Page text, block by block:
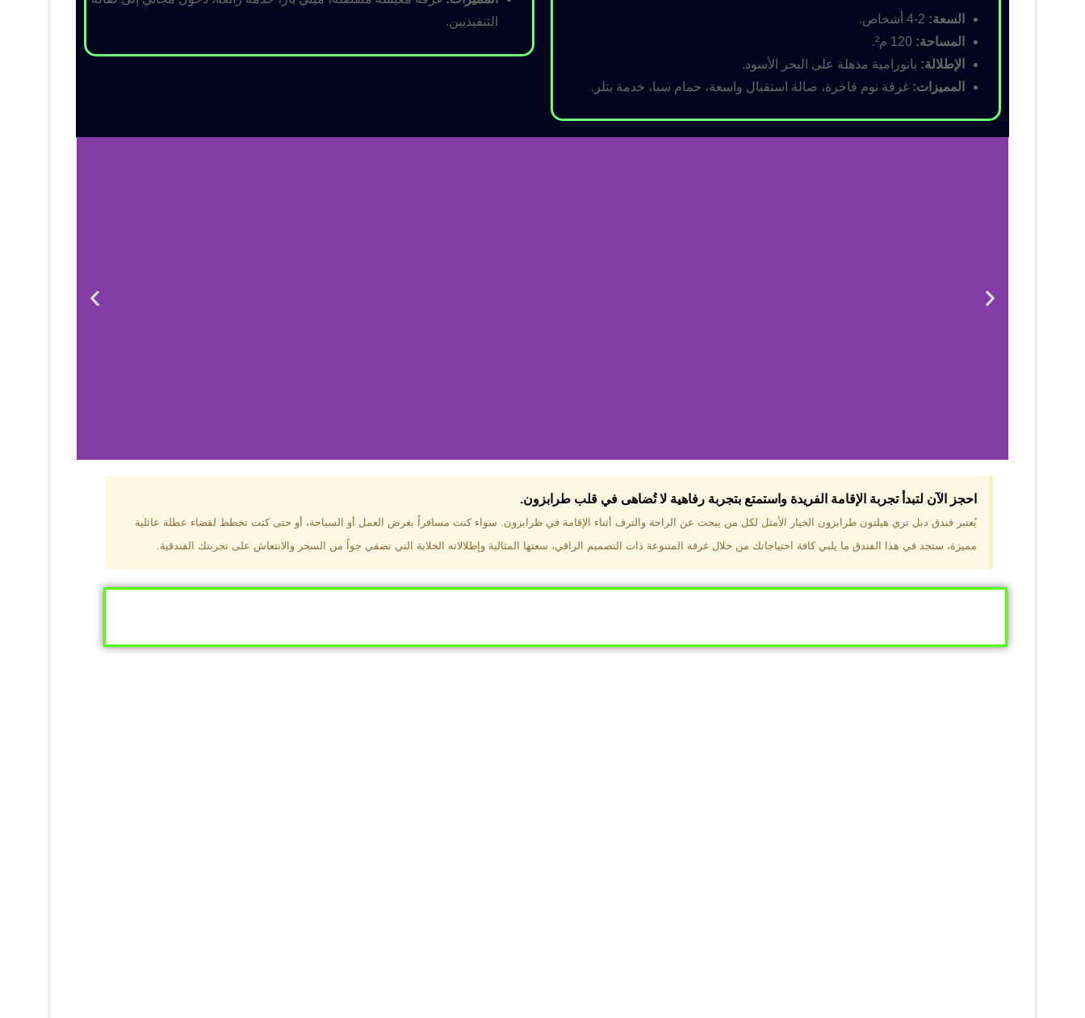
السعة:
المساحة:
الإطلالة: بانورامية مذهلة على البحر الأسود.
المميزات: غرفة نوم فاخرة، صالة استقبال واسعة، حمام سبا، خدمة بتلر.
التنفيذيين.
لماذا تختار فندق دبل تري هيلتون طرابزون؟
والجبال الخضراء. مرافق متكاملة تشمل مسبحًا داخليًا، سبا، صالة ألعاب رياضية، ومطاعم عالمية.
احجز الآن لتبدأ تجربة الإقامة الفريدة واستمتع بتجربة رفاهية لا تُضاهى في قلب طرابزون.​
يُعتبر فندق دبل تري هيلتون طرابزون الخيار الأمثل لكل من يبحث عن الراحة والترف أثناء الإقامة في طرابزون. سواء كنت مسافراً بغرض العمل أو السياحة، أو حتى كنت تخطط لقضاء عطلة عائلية
مميزة، ستجد في هذا الفندق ما يلبي كافة احتياجاتك من خلال غرفه المتنوعة ذات التصميم الراقي، سعتها المثالية وإطلالاته الخلابة التي تضفي جواً من السحر والانتعاش على تجربتك الفندقية.